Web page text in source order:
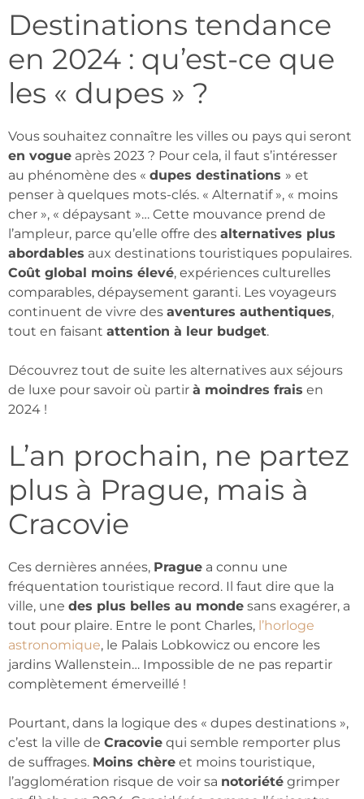
Destinations tendance
en 2024 : qu’est-ce que
les « dupes » ?
Vous souhaitez connaître les villes ou pays qui seront
en vogue après 2023 ? Pour cela, il faut s’intéresser
au phénomène des « dupes destinations » et
penser à quelques mots-clés. « Alternatif », « moins
cher », « dépaysant »… Cette mouvance prend de
l’ampleur, parce qu’elle offre des alternatives plus
abordables aux destinations touristiques populaires.
Coût global moins élevé, expériences culturelles
comparables, dépaysement garanti. Les voyageurs
continuent de vivre des aventures authentiques,
tout en faisant attention à leur budget.
Découvrez tout de suite les alternatives aux séjours
de luxe pour savoir où partir à moindres frais en
2024 !
L’an prochain, ne partez
plus à Prague, mais à
Cracovie
Ces dernières années, Prague a connu une
fréquentation touristique record. Il faut dire que la
ville, une des plus belles au monde sans exagérer, a
tout pour plaire. Entre le pont Charles, l’horloge
astronomique, le Palais Lobkowicz ou encore les
jardins Wallenstein… Impossible de ne pas repartir
complètement émerveillé !
Pourtant, dans la logique des « dupes destinations »,
c’est la ville de Cracovie qui semble remporter plus
de suffrages. Moins chère et moins touristique,
l’agglomération risque de voir sa notoriété grimper